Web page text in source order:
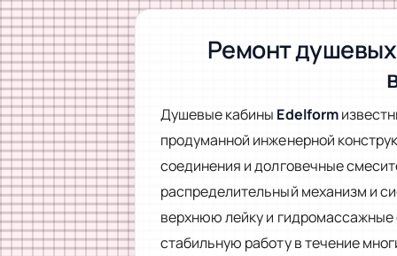
Ремонт
Душевые кабины Edelform
продуманной инженерной
соединения и долговечные
распределительный механизм и
верхнюю лейку и гидромассажные
стабильную работу в течение